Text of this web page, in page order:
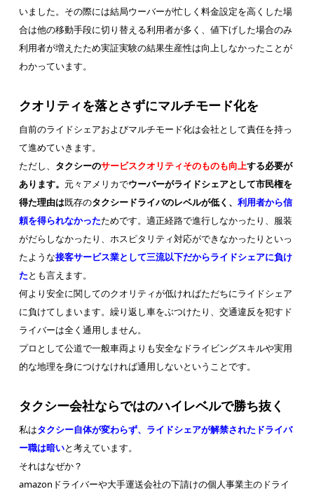
いました。その際には結局ウーバーが忙しく料金設定を高くした場
合は他の移動手段に切り替える利用者が多く、値下げした場合のみ
利用者が増えたため実証実験の結果生産性は向上しなかったことが
わかっています。
クオリティを落とさずにマルチモード化を
自前のライドシェアおよびマルチモード化は会社として責任を持っ
て進めていきます。
ただし、 タクシーのサービスクオリティそのものも向上する必要が
あります。 元々アメリカでウーバーがライドシェアとして市民権を
得た理由は既存のタクシードライバのレベルが低く、利用者から信
頼を得られなかったためです。適正経路で進行しなかったり、服装
がだらしなかったり、ホスピタリティ対応ができなかったりといっ
たような接客サービス業として三流以下だからライドシェアに負け
たとも言えます。
何より安全に関してのクオリティが低ければただちにライドシェア
に負けてしまいます。繰り返し車をぶつけたり、交通違反を犯すド
ライバーは全く通用しません。
プロとして公道で一般車両よりも安全なドライビングスキルや実用
的な地理を身につけなければ通用しないということです。
タクシー会社ならではのハイレベルで勝ち抜く
私はタクシー自体が変わらず、ライドシェアが解禁されたドライバ
ー職は暗いと考えています。
それはなぜか？
amazonドライバーや大手運送会社の下請けの個人事業主のドライ